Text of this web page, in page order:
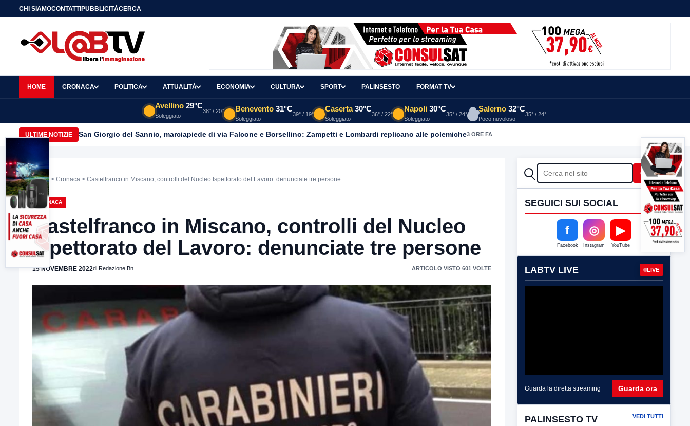
CHI SIAMOCONTATTIPUBBLICITÀCERCA
HOME CRONACA POLITICA ATTUALITÀ ECONOMIA CULTURA SPORT PALINSESTO FORMAT TV
Avellino 29°C
Soleggiato
38° / 20° Benevento 31°C
Soleggiato
39° / 19°
Caserta 30°C
Soleggiato
36° / 22°
Napoli 30°C
Soleggiato
35° / 24°
Salerno 32°C
Poco nuvoloso
35° / 24°
ULTIME NOTIZIE San Giorgio del Sannio, marciapiede di via Falcone e Borsellino: Zampetti e Lombardi replicano alle polemiche3 ORE FA
Home > Cronaca > Castelfranco in Miscano, controlli del Nucleo Ispettorato del Lavoro: denunciate tre persone
CRONACA
Castelfranco in Miscano, controlli del Nucleo
Ispettorato del Lavoro: denunciate tre persone
15 NOVEMBRE 2022di Redazione Bn ARTICOLO VISTO 601 VOLTE
CERCA Cerca
SEGUICI SUI SOCIAL
f
Facebook
◎
Instagram
▶
YouTube
LABTV LIVE LIVE
Guarda la diretta streaming Guarda ora
PALINSESTO TV VEDI TUTTI